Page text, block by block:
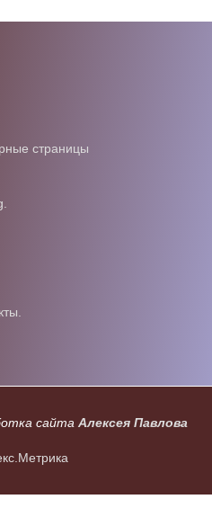
сайта Алексея Павлова